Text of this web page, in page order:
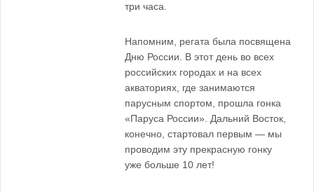
три часа.
Напомним, регата была посвящена
Дню России. В этот день во всех
российских городах и на всех
акваториях, где занимаются
парусным спортом, прошла гонка
«Паруса России». Дальний Восток,
конечно, стартовал первым — мы
проводим эту прекрасную гонку
уже больше 10 лет!